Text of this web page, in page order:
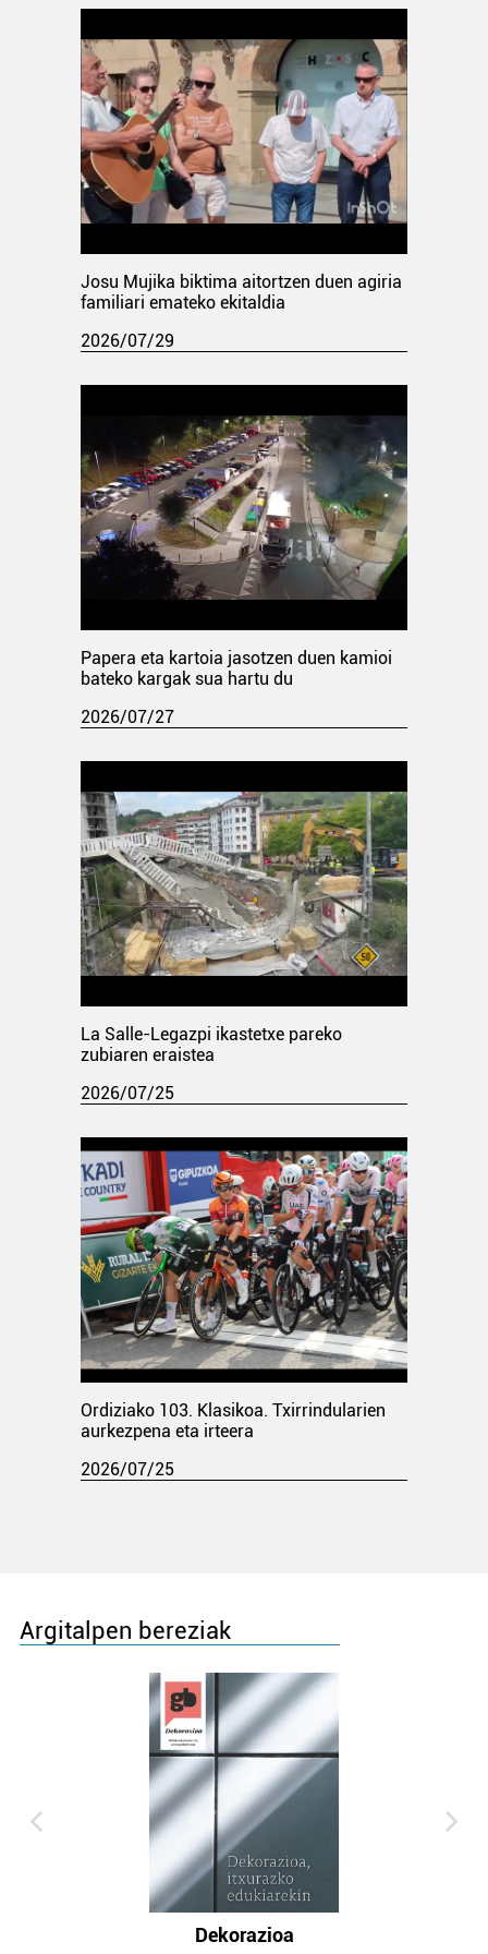
Josu Mujika biktima aitortzen duen agiria
familiari emateko ekitaldia
2026/07/29
Papera eta kartoia jasotzen duen kamioi
bateko kargak sua hartu du
2026/07/27
La Salle-Legazpi ikastetxe pareko
zubiaren eraistea
2026/07/25
Ordiziako 103. Klasikoa. Txirrindularien
aurkezpena eta irteera
2026/07/25
Argitalpen bereziak
Dekorazioa